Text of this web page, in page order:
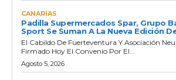
CANARIAS
Padilla Supermercados Spar, Grupo
Sport Se Suman A La Nueva Edición
El Cabildo De Fuerteventura Y Asociación
Firmado Hoy El Convenio Por El...
Agosto 5, 2026